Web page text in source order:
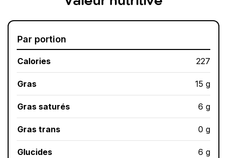
Par portion
Calories 227
Gras 15 g
Gras saturés 6 g
Gras trans 0 g
Glucides 6 g